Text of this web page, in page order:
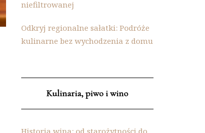
niefiltrowanej
Odkryj regionalne sałatki: Podróże
kulinarne bez wychodzenia z domu
Kulinaria, piwo i wino
Historia wina: od starożytności do